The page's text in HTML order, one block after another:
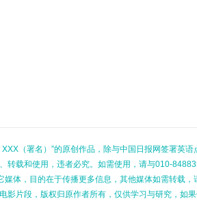
（署名）”的原创作品，除与中国日报网签署英语
转载和使用，违者必究。如需使用，请与010-
媒体，目的在于传播更多信息，其他媒体如需转载，
影片段，版权归原作者所有，仅供学习与研究，如